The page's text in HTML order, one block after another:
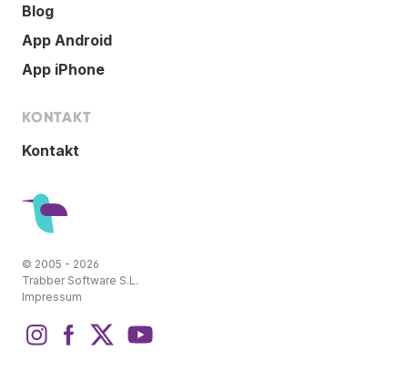
Blog
App Android
App iPhone
KONTAKT
Kontakt
© 2005 - 2026
Trabber Software S.L.
Impressum